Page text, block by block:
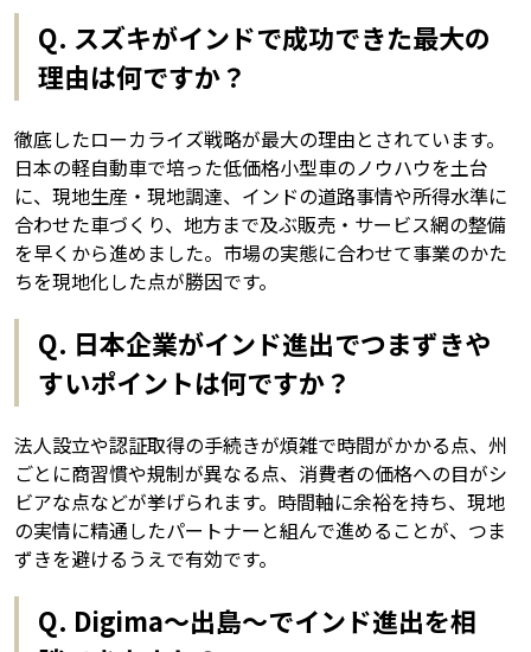
Q. スズキがインドで成功できた最大の
理由は何ですか？
徹底したローカライズ戦略が最大の理由とされています。
日本の軽自動車で培った低価格小型車のノウハウを土台
に、現地生産・現地調達、インドの道路事情や所得水準に
合わせた車づくり、地方まで及ぶ販売・サービス網の整備
を早くから進めました。市場の実態に合わせて事業のかた
ちを現地化した点が勝因です。
Q. 日本企業がインド進出でつまずきや
すいポイントは何ですか？
法人設立や認証取得の手続きが煩雑で時間がかかる点、州
ごとに商習慣や規制が異なる点、消費者の価格への目がシ
ビアな点などが挙げられます。時間軸に余裕を持ち、現地
の実情に精通したパートナーと組んで進めることが、つま
ずきを避けるうえで有効です。
Q. Digima〜出島〜でインド進出を相